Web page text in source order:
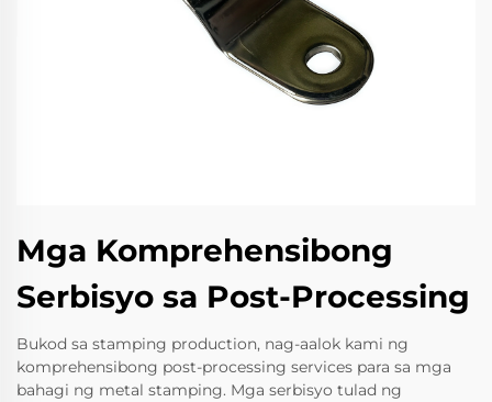
Mga Komprehensibong
Serbisyo sa Post-Processing
Bukod sa stamping production, nag-aalok kami ng
komprehensibong post-processing services para sa mga
bahagi ng metal stamping. Mga serbisyo tulad ng